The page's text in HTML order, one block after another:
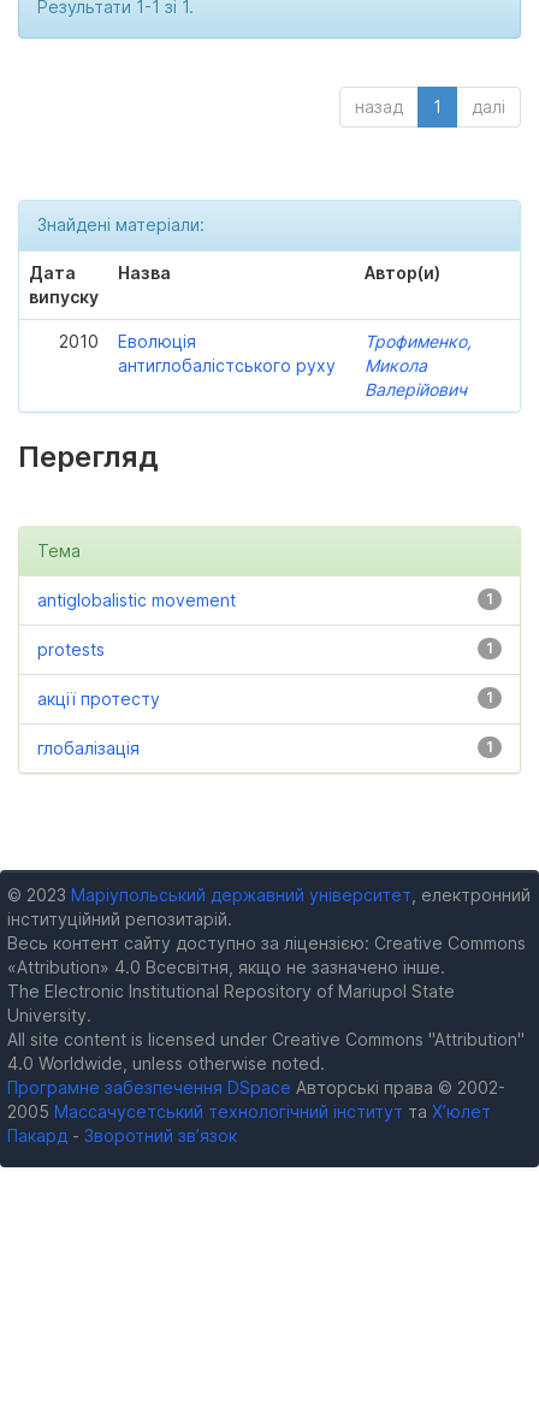
Результати 1-1 зі 1.
назад 1 далі
Знайдені матеріали:
Дата
випуску
Назва Автор(и)
2010
Еволюція
антиглобалістського руху
Трофименко,
Микола
Валерійович
Перегляд
Тема
1
antiglobalistic movement
1
protests
1
акції протесту
1
глобалізація
© 2023 Маріупольський державний університет , електронний
інституційний репозитарій.
Весь контент сайту доступно за ліцензією: Creative Commons
«Attribution» 4.0 Всесвітня, якщо не зазначено інше.
The Electronic Institutional Repository of Mariupol State
University.
All site content is licensed under Creative Commons "Attribution"
4.0 Worldwide, unless otherwise noted.
Програмне забезпечення DSpace Авторські права © 2002-
2005 Массачусетський технологічний інститут та Х’юлет
Пакард - Зворотний зв’язок